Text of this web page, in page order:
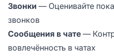
Звонки — Оценивайте
звонков
Сообщения в чате —
вовлечённость в чатах